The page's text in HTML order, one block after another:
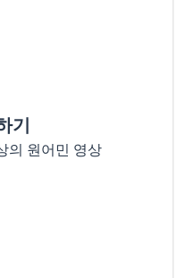
기
의 원어민 영상